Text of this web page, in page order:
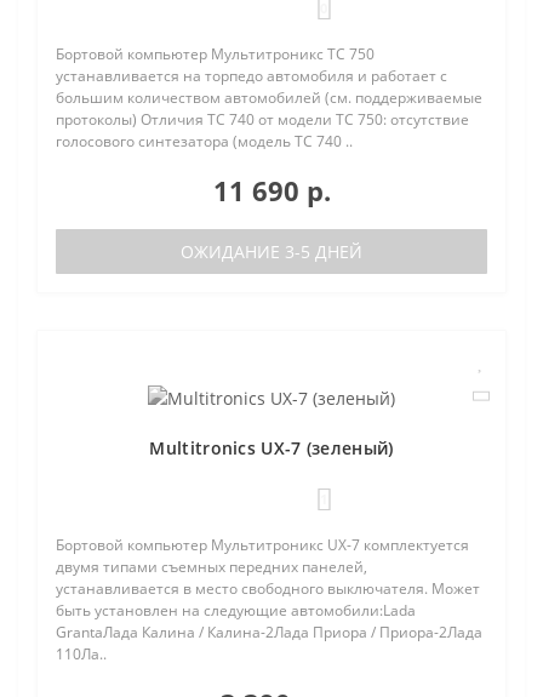
Бортовой компьютер Мультитроникс TC 750
устанавливается на торпедо автомобиля и работает с
большим количеством автомобилей (см. поддерживаемые
протоколы) Отличия TC 740 от модели TC 750: отсутствие
голосового синтезатора (модель TC 740 ..
11 690 р.
ОЖИДАНИЕ 3-5 ДНЕЙ
Multitronics UX-7 (зеленый)
Бортовой компьютер Мультитроникс UX-7 комплектуется
двумя типами съемных передних панелей,
устанавливается в место свободного выключателя. Может
быть установлен на следующие автомобили:Lada
GrantaЛада Калина / Калина-2Лада Приора / Приора-2Лада
110Ла..